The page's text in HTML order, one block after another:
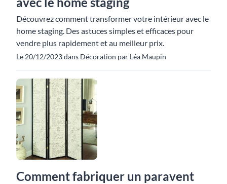
Découvrez comment transformer votre intérieur avec le
home staging. Des astuces simples et efficaces pour
vendre plus rapidement et au meilleur prix.
Le 20/12/2023 dans Décoration par Léa Maupin
Comment fabriquer un paravent